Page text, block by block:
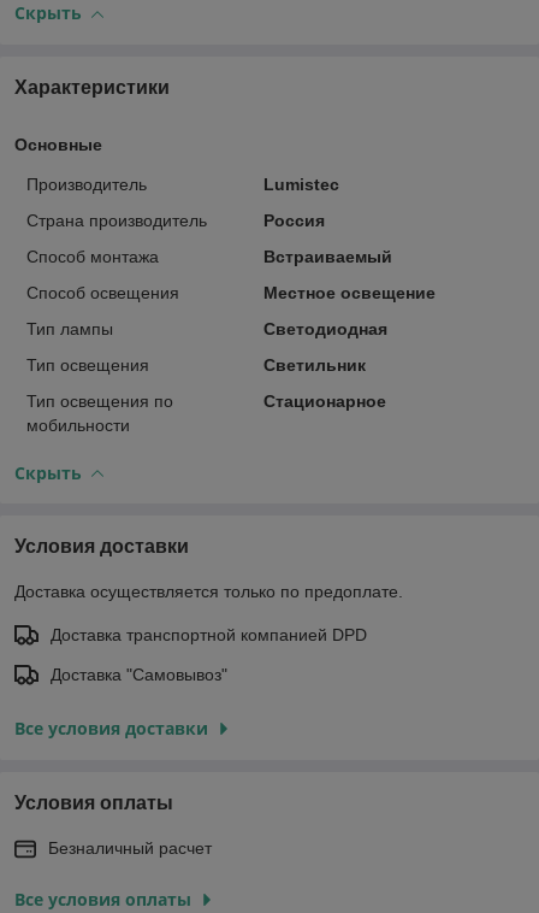
Скрыть
Характеристики
Основные
Производитель
Lumistec
Страна производитель
Россия
Способ монтажа
Встраиваемый
Способ освещения
Местное освещение
Тип лампы
Светодиодная
Тип освещения
Светильник
Тип освещения по
мобильности
Стационарное
Скрыть
Условия доставки
Доставка осуществляется только по предоплате.
Доставка транспортной компанией DPD
Доставка "Самовывоз"
Все условия доставки
Условия оплаты
Безналичный расчет
Все условия оплаты